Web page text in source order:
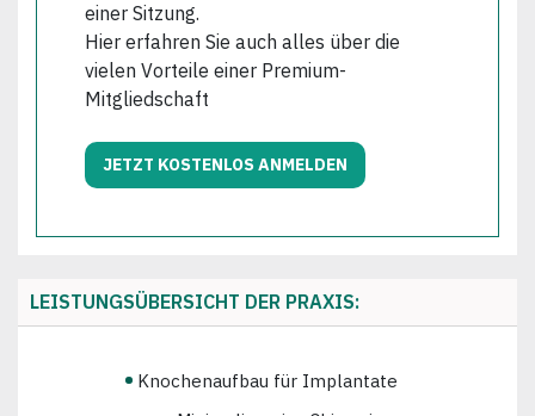
einer Sitzung.
Hier erfahren Sie auch alles über die
vielen Vorteile einer Premium-
Mitgliedschaft
JETZT KOSTENLOS ANMELDEN
LEISTUNGSÜBERSICHT DER PRAXIS:
Knochenaufbau für Implantate